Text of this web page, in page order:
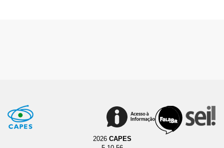
2026 CAPES